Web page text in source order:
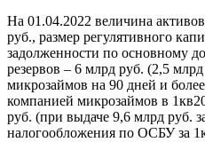
На 01.04.2022 величина
руб., размер регулятивного
задолженности по основному
резервов – 6 млрд руб. (2,5
микрозаймов на 90 дней и
компанией микрозаймов в
руб. (при выдаче 9,6 млрд руб.
налогообложения по ОСБУ за